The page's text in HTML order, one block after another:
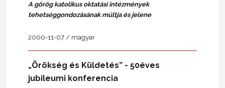
A görög katolikus oktatási intézmények
tehetséggondozásának múltja és jelene
2000-11-07 / magyar
„Örökség és Küldetés” - 50éves
jubileumi konferencia